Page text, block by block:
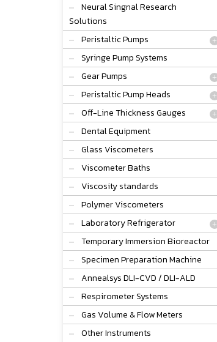
Neural Singnal Research
Solutions
Peristaltic Pumps
Syringe Pump Systems
Gear Pumps
Peristaltic Pump Heads
Off-Line Thickness Gauges
Dental Equipment
Glass Viscometers
Viscometer Baths
Viscosity standards
Polymer Viscometers
Laboratory Refrigerator
Temporary Immersion Bioreactor
Specimen Preparation Machine
Annealsys DLI-CVD / DLI-ALD
Respirometer Systems
Gas Volume & Flow Meters
Other Instruments